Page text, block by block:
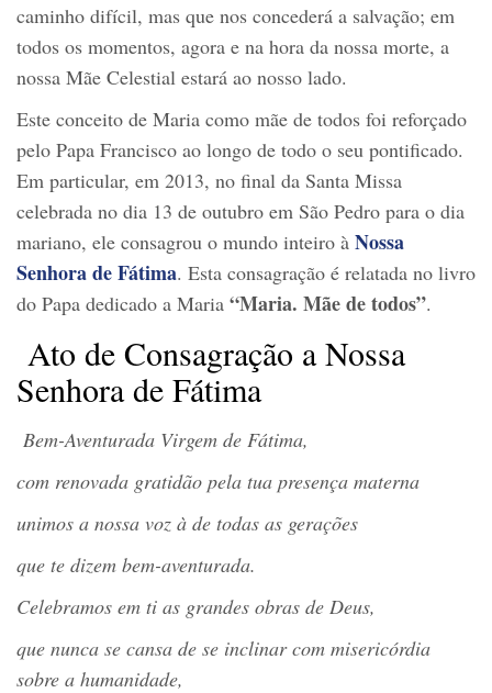
caminho difícil, mas que nos concederá a salvação; em
todos os momentos, agora e na hora da nossa morte, a
nossa Mãe Celestial estará ao nosso lado.
Este conceito de Maria como mãe de todos foi reforçado
pelo Papa Francisco ao longo de todo o seu pontificado.
Em particular, em 2013, no final da Santa Missa
celebrada no dia 13 de outubro em São Pedro para o dia
mariano, ele consagrou o mundo inteiro à Nossa
Senhora de Fátima. Esta consagração é relatada no livro
do Papa dedicado a Maria “Maria. Mãe de todos”.
Ato de Consagração a Nossa
Senhora de Fátima
Bem-Aventurada Virgem de Fátima,
com renovada gratidão pela tua presença materna
unimos a nossa voz à de todas as gerações
que te dizem bem-aventurada.
Celebramos em ti as grandes obras de Deus,
que nunca se cansa de se inclinar com misericórdia
sobre a humanidade,